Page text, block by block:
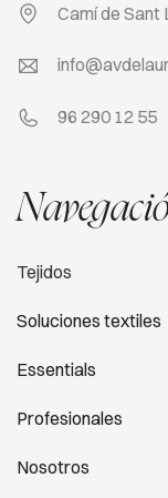
Camí de Sant
96 290 12 55
Tejidos
Soluciones textiles
Essentials
Profesionales
Nosotros